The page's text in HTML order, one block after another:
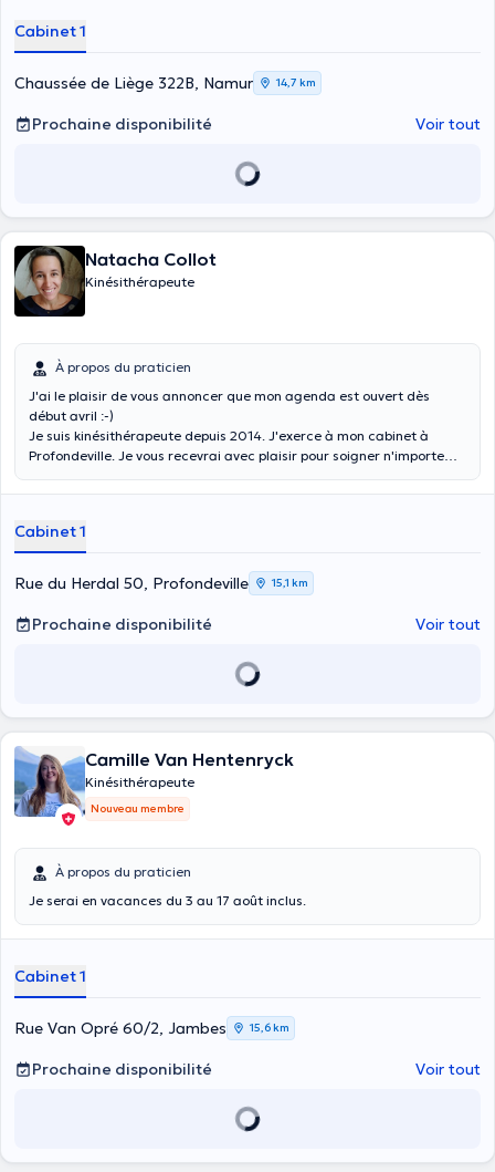
Cabinet 1
Chaussée de Liège 322B, Namur 14,7 km
Prochaine disponibilité Voir tout
Natacha Collot
Kinésithérapeute
À propos du praticien
J'ai le plaisir de vous annoncer que mon agenda est ouvert dès
début avril :-)
Je suis kinésithérapeute depuis 2014. J'exerce à mon cabinet à
Profondeville. Je vous recevrai avec plaisir pour soigner n'importe
lombaires ou cervicales, tendinopathies, élongations, intervention
douleur. Je suis également spécialisée en pelvi-périnéologie, ce qui
signifie que j'entoure la femme dans tous ses problèmes concernant
la sphère intime que ce soit pendant l'adolescence, la grossesse ou
durant la période de ménopause. Qui n'a jamais entendu parler de
fuites urinaires ? D'envies pressantes, parfois même invalidantes ?
De douleurs intimes ? De rééducation du périnée ? Ne laissez pas ce
enfants ayant des soucis d'incontinence, d'énurésie ou de
résoudre ou soulager le problème. Vous l'aurez compris, aucune
séance ne se ressemble, tout sera adapté en fonction de votre
histoire et de vos attentes.
Cabinet 1
Rue du Herdal 50, Profondeville 15,1 km
Prochaine disponibilité Voir tout
Camille Van Hentenryck
Kinésithérapeute
Nouveau membre
À propos du praticien
Je serai en vacances du 3 au 17 août inclus.
Cabinet 1
Rue Van Opré 60/2, Jambes 15,6 km
Prochaine disponibilité Voir tout